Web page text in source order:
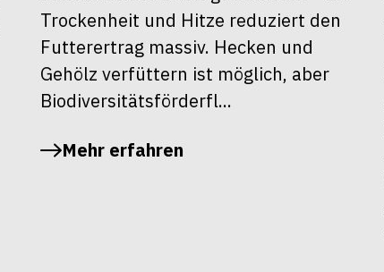
Trockenheit und Hitze reduziert den
Futterertrag massiv. Hecken und
Gehölz verfüttern ist möglich, aber
Biodiversitätsförderfl...
Mehr erfahren